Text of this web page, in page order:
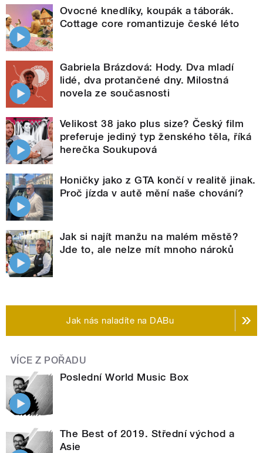
Ovocné knedlíky, koupák a táborák.
Cottage core romantizuje české léto
Gabriela Brázdová: Hody. Dva mladí
lidé, dva protančené dny. Milostná
novela ze současnosti
Velikost 38 jako plus size? Český film
preferuje jediný typ ženského těla, říká
herečka Soukupová
Honičky jako z GTA končí v realitě jinak.
Proč jízda v autě mění naše chování?
Jak si najít manžu na malém městě?
Jde to, ale nelze mít mnoho nároků
Jak nás naladíte na DABu
VÍCE Z POŘADU
Poslední World Music Box
The Best of 2019. Střední východ a
Asie